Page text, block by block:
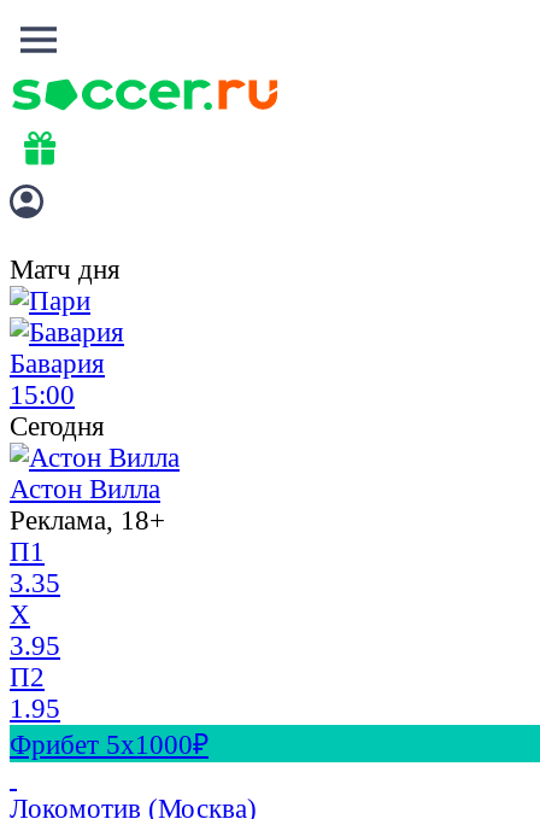
Матч дня
Бавария
15:00
Сегодня
Астон Вилла
Реклама, 18+
П1
3.35
X
3.95
П2
1.95
Фрибет 5х1000₽
Локомотив (Москва)